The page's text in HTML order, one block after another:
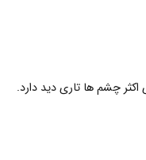
چشم ها تاری دید دارد.